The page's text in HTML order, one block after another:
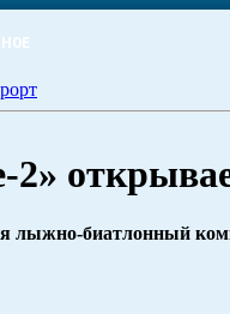
2»
лыжно-биатлонный